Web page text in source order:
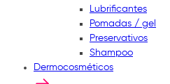
Lubrificantes
Pomadas / gel
Preservativos
Shampoo
Dermocosméticos